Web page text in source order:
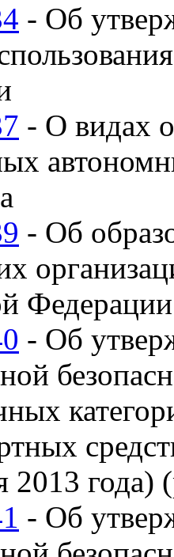
- Об
- О видах
- Об
Федерации
- Об
2013
- Об